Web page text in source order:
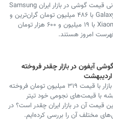
در جدیدترین به‌روزرسانی قیمت گوشی در بازار ایران Samsung
Galaxy S26 Ultra (256GB) با ۴۸۶ میلیون تومان گران‌ترین و
Xiaomi Redmi A5 (64GB) با ۱۹ میلیون و ۶۰۰ هزار تومان
امروز هستند.
آیفون در بازار چقدر فروخته
ارزان‌ترین آیفون ۱۷ در بازار با قیمت ۳۱۹ میلیون تومان فروخته
با قیمت‌های نجومی‌ خود تیتر
قیمت آن در بازار ایران چقدر است؟ در
مختلف آن را بررسی کرده‌ایم.